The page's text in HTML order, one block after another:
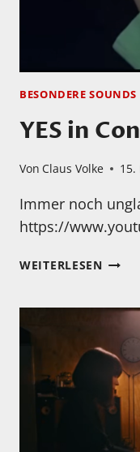
BESONDERE SOUNDS
YES in
Von Claus Volke 15.
Immer noch
https://
WEITERLESENYES